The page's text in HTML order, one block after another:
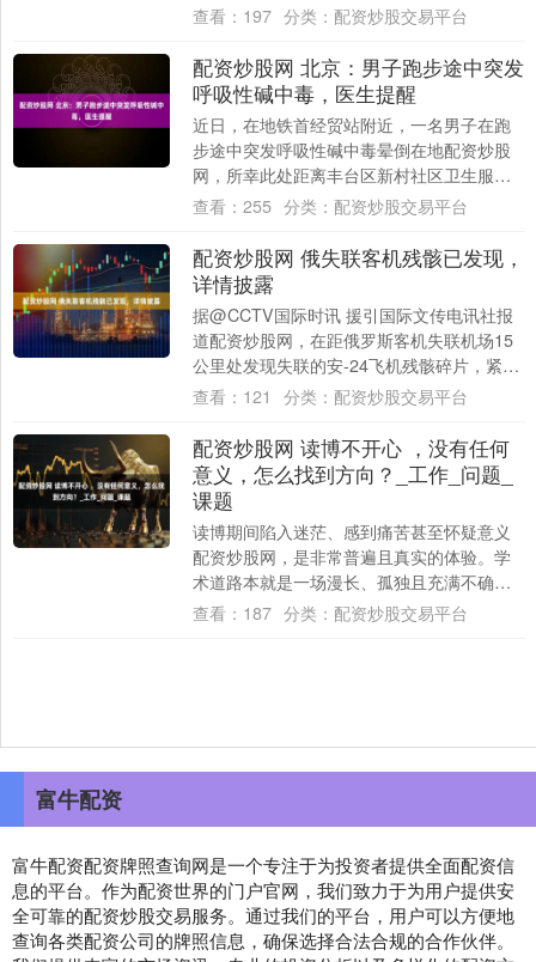
健康与社会运转。 国家卫星气象中心国际用
查看： 197 分类： 配资炒股交易平台
配资炒股网 北京：男子跑步途中突发
呼吸性碱中毒，医生提醒
近日，在地铁首经贸站附近，一名男子在跑
步途中突发呼吸性碱中毒晕倒在地配资炒股
网，所幸此处距离丰台区新村社区卫生服务
中心不足百米，热心市民及时喊来医护人
查看： 255 分类： 配资炒股交易平台
配资炒股网 俄失联客机残骸已发现，
详情披露
据@CCTV国际时讯 援引国际文传电讯社报
道配资炒股网，在距俄罗斯客机失联机场15
公里处发现失联的安-24飞机残骸碎片，紧急
情况部搜救人员已发现燃烧的机身。 俄....
查看： 121 分类： 配资炒股交易平台
配资炒股网 读博不开心 ，没有任何
意义，怎么找到方向？_工作_问题_
课题
读博期间陷入迷茫、感到痛苦甚至怀疑意义
配资炒股网，是非常普遍且真实的体验。学
术道路本就是一场漫长、孤独且充满不确定
性的跋涉。当“不开心”和“无意义感”持续笼罩
查看： 187 分类： 配资炒股交易平台
富牛配资
富牛配资配资牌照查询网是一个专注于为投资者提供全面配资信
息的平台。作为配资世界的门户官网，我们致力于为用户提供安
全可靠的配资炒股交易服务。通过我们的平台，用户可以方便地
查询各类配资公司的牌照信息，确保选择合法合规的合作伙伴。